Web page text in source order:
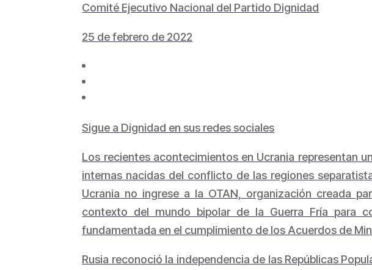
Comité Ejecutivo Nacional del Partido Dignidad
25 de febrero de 2022
Sigue a Dignidad en sus redes sociales
Los recientes acontecimientos en Ucrania representan
internas nacidas del conflicto de las regiones
Ucrania no ingrese a la OTAN, organización creada
contexto del mundo bipolar de la Guerra Fría para
fundamentada en el cumplimiento de los Acuerdos de
Rusia reconoció la independencia de las Repúblicas